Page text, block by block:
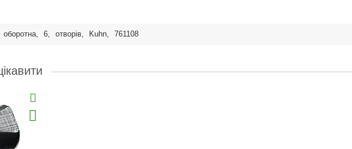
оборотна, 6, отворів, Kuhn, 761108